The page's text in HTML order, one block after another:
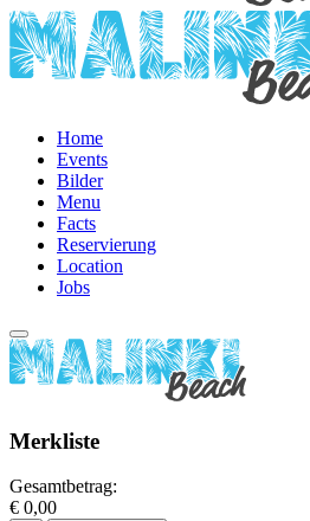
Home
Events
Bilder
Menu
Facts
Reservierung
Location
Jobs
Merkliste
Gesamtbetrag:
€ 0,00